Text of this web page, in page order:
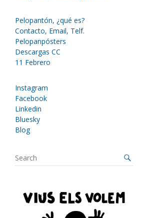
Pelopantón, ¿qué es?
Contacto, Email, Telf.
Pelopanpósters
Descargas CC
11 Febrero
Instagram
Facebook
Linkedin
Bluesky
Blog
S
e